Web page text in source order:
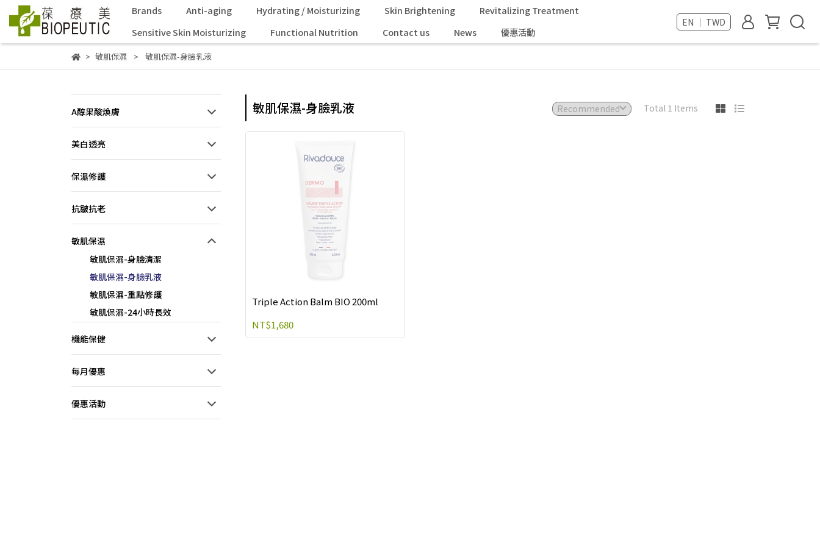
Brands Anti-aging Hydrating / Moisturizing Skin Brightening
Revitalizing Treatment
Sensitive Skin Moisturizing
Functional Nutrition Contact us News 優惠活動
EN ｜ TWD
敏肌保濕 敏肌保濕-身臉乳液
A醇果酸煥膚
美白透亮
保濕修護
抗皺抗老
敏肌保濕
敏肌保濕-身臉清潔
敏肌保濕-身臉乳液
敏肌保濕-重點修護
敏肌保濕-24小時長效
機能保健
每月優惠
優惠活動
敏肌保濕-身臉乳液 Total 1 Items
Triple Action Balm BIO 200ml
NT$1,680